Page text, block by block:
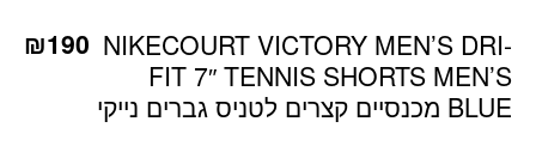
NIKECOURT VICTORY MEN’S DRI-
FIT 7″ TENNIS SHORTS MEN’S
BLUE מכנסיים קצרים לטניס גברים נייקי
₪190